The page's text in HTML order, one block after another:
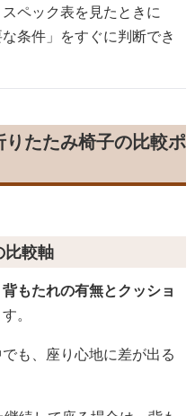
ペック表を見たときに
条件」をすぐに判断でき
たたみ椅子の比較ポ
比較軸
もたれの有無とクッショ
。
も、座り心地に差が出る